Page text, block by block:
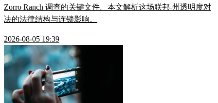
Zorro Ranch 调查的关键文件。本文解析这场联邦-州透明度对
决的法律结构与连锁影响。
2026-08-05 19:39